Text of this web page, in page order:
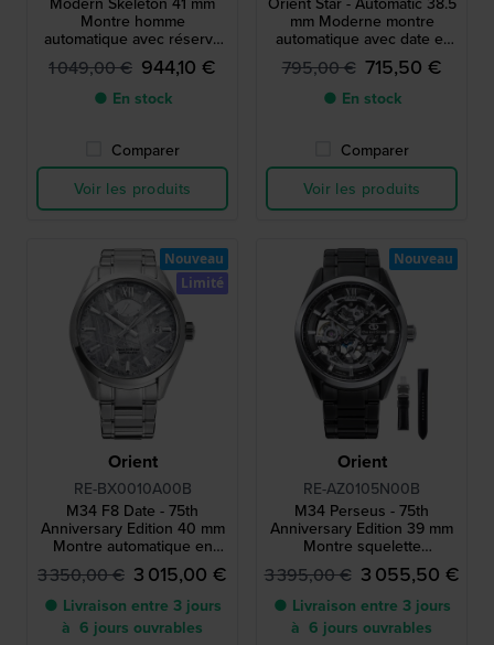
Montre homme
automatique avec réserve
de marche
1 049,00 € 944,10 €
● En stock
Comparer
Voir les produits
mm Moderne montre
automatique avec date et
indicateur de réserve de
marche
795,00 € 715,50 €
● En stock
Comparer
Voir les produits
Orient
RE-BX0010A00B
M34 F8 Date - 75th
Anniversary Edition 40 mm
Montre automatique en
édition limitée avec cadran
muonionalusta
3 350,00 € 3 015,00 €
● Livraison entre 3 jours
à 6 jours ouvrables
Nouveau
Limité
Orient
RE-AZ0105N00B
M34 Perseus - 75th
Anniversary Edition 39 mm
Montre squelette
automatique en édition
limitée avec réserve de
marche
3 395,00 € 3 055,50 €
● Livraison entre 3 jours
à 6 jours ouvrables
Nouveau